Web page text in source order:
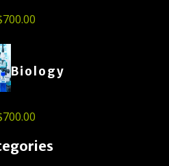
700.00
Biology
700.00